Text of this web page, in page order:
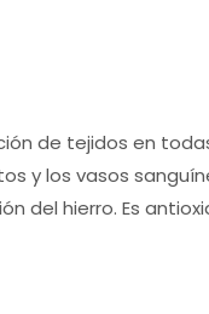
de tejidos en
y los vasos
del hierro. Es